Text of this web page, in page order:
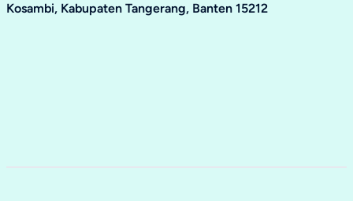
Kosambi, Kabupaten Tangerang, Banten 15212